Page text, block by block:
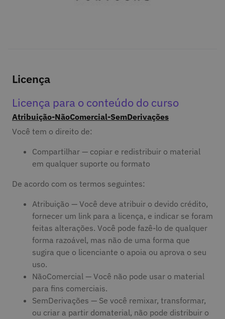
Licença
Licença para o conteúdo do curso
Atribuição-NãoComercial-SemDerivações
Você tem o direito de:
Compartilhar — copiar e redistribuir o material
em qualquer suporte ou formato
De acordo com os termos seguintes:
Atribuição — Você deve atribuir o devido crédito,
fornecer um link para a licença, e indicar se foram
feitas alterações. Você pode fazê-lo de qualquer
forma razoável, mas não de uma forma que
sugira que o licenciante o apoia ou aprova o seu
uso.
NãoComercial — Você não pode usar o material
para fins comerciais.
SemDerivações — Se você remixar, transformar,
ou criar a partir domaterial, não pode distribuir o